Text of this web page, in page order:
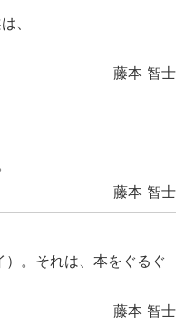
、
藤本 智士
藤本 智士
。それは、本をぐるぐ
藤本 智士